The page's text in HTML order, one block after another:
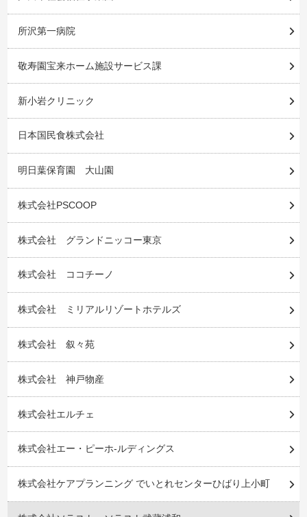
所沢第一病院
敬寿園宝来ホーム施設サービス課
新小岩クリニック
日本国民食株式会社
明日葉保育園 大山園
株式会社PSCOOP
株式会社 グランドニッコー東京
株式会社 ココチーノ
株式会社 ミリアルリゾートホテルズ
株式会社 叙々苑
株式会社 神戸物産
株式会社エルチェ
株式会社エー・ピーホ-ルディングス
株式会社ケアプランニング でいとれセンターひばり上小町